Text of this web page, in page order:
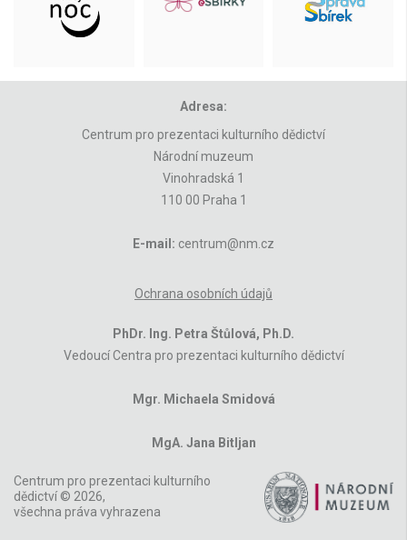
Adresa:
Centrum pro prezentaci kulturního dědictví
Národní muzeum
Vinohradská 1
110 00 Praha 1
E-mail: centrum@nm.cz
Ochrana osobních údajů
PhDr. Ing. Petra Štůlová, Ph.D.
Vedoucí Centra pro prezentaci kulturního dědictví
Mgr. Michaela Smidová
MgA. Jana Bitljan
Centrum pro prezentaci kulturního
dědictví © 2026,
všechna práva vyhrazena